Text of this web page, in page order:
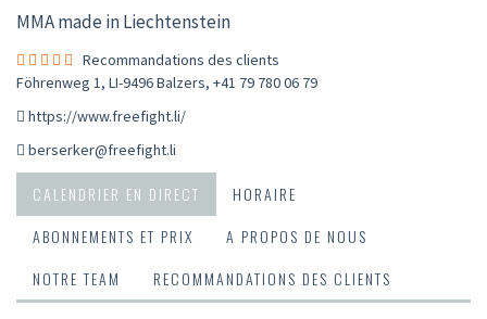
MMA made in Liechtenstein
Recommandations des clients
Föhrenweg 1, LI-9496 Balzers, +41 79 780 06 79
https://www.freefight.li/
berserker@freefight.li
CALENDRIER EN DIRECT
HORAIRE
ABONNEMENTS ET PRIX
A PROPOS DE NOUS
NOTRE TEAM
RECOMMANDATIONS DES CLIENTS